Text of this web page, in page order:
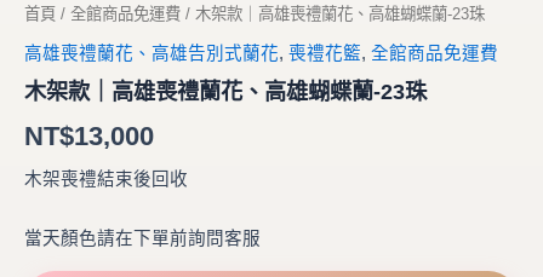
首頁 / 全館商品免運費 / 木架款｜高雄喪禮蘭花、高雄蝴蝶蘭-23珠
高雄喪禮蘭花、高雄告別式蘭花, 喪禮花籃, 全館商品免運費
木架款｜高雄喪禮蘭花、高雄蝴蝶蘭-23珠
NT$13,000
木架喪禮結束後回收
當天顏色請在下單前詢問客服